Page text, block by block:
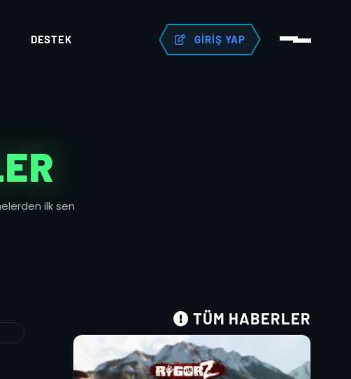
DESTEK GIRIŞ YAP
ilk sen
TÜM HABERLER